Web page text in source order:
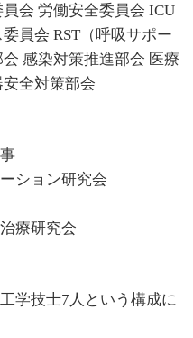
会 労働安全委員会 ICU
員会 RST（呼吸サポー
感染対策推進部会 医療
全対策部会
ション研究会
療研究会
学技士7人という構成に